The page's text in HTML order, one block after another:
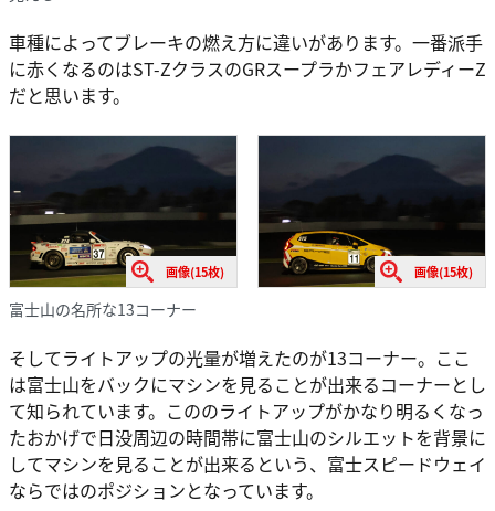
車種によってブレーキの燃え方に違いがあります。一番派手
に赤くなるのはST-ZクラスのGRスープラかフェアレディーZ
だと思います。
画像(15枚) 画像(15枚)
富士山の名所な13コーナー
そしてライトアップの光量が増えたのが13コーナー。ここ
は富士山をバックにマシンを見ることが出来るコーナーとし
て知られています。こののライトアップがかなり明るくなっ
たおかげで日没周辺の時間帯に富士山のシルエットを背景に
してマシンを見ることが出来るという、富士スピードウェイ
ならではのポジションとなっています。